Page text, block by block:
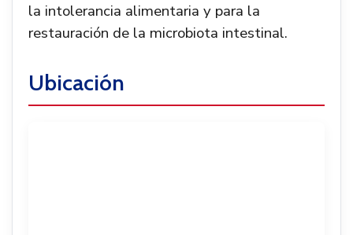
la intolerancia alimentaria y para la
restauración de la microbiota intestinal.
Ubicación